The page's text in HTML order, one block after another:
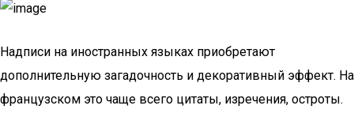
Надписи на иностранных языках приобретают
дополнительную загадочность и декоративный эффект. На
французском это чаще всего цитаты, изречения, остроты.